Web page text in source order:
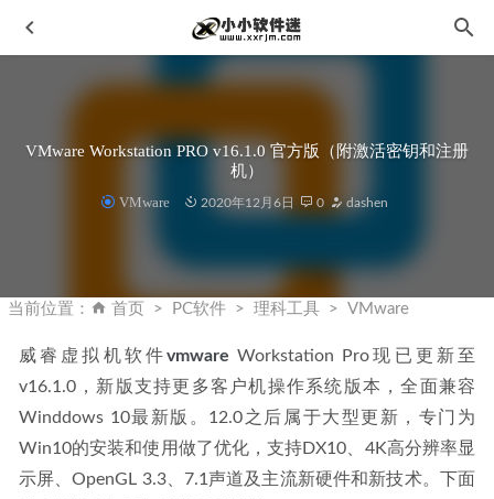
VMware Workstation PRO v16.1.0 官方版（附激活密钥和注册
机）
VMware 2020年12月6日 0 dashen
当前位置： 首页 PC软件 理科工具 VMware
威睿虚拟机软件vmware Workstation Pro现已更新至
v16.1.0，新版支持更多客户机操作系统版本，全面兼容
Winddows 10最新版。12.0之后属于大型更新，专门为
Win10的安装和使用做了优化，支持DX10、4K高分辨率显
示屏、OpenGL 3.3、7.1声道及主流新硬件和新技术。下面
Steinberg Cubase(宿主) 12.0.40 Pro中文破解版-世界知名编曲
软件 2022-09-08
飞思Capture One 23 v16.1.3.1223中文破解版-图像编辑处理
软件 2023-04-24
PhpStorm2022中文激活版 V2022.3.1 正式版 2023-01-30
Steinberg Cubase(宿主) 14.0.20 Pro 中文破解版
2025-02-19